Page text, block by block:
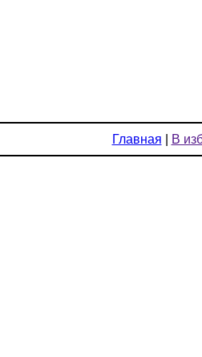
Главная В